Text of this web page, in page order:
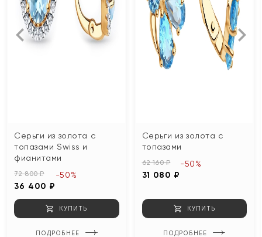
Серьги из золота с
топазами Swiss и
фианитами
72 800 ₽
36 400 ₽
-50%
КУПИТЬ
ПОДРОБНЕЕ
Серьги из золота с
топазами
62 160 ₽
31 080 ₽
-50%
КУПИТЬ
ПОДРОБНЕЕ